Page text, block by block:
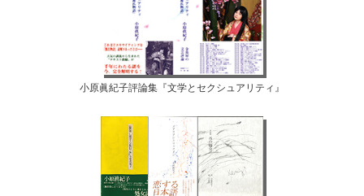
小原眞紀子評論集『文学とセクシュアリティ』